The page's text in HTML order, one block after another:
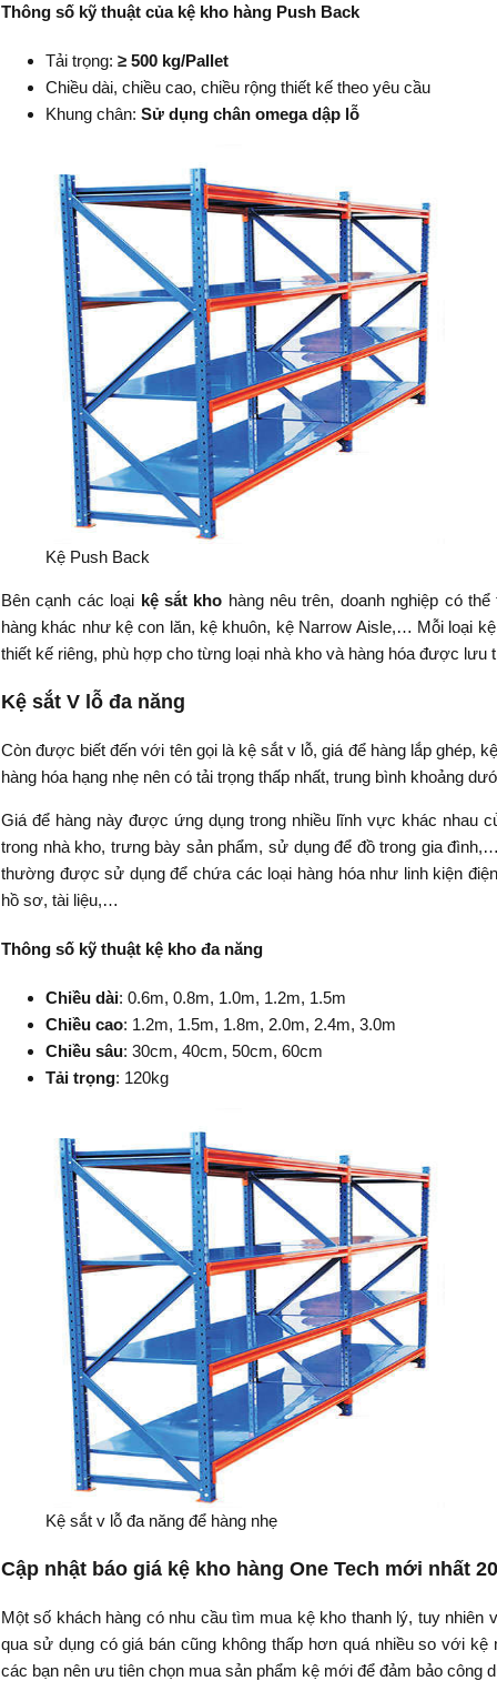
Thông số kỹ thuật của kệ kho hàng Push Back
Tải trọng: ≥ 500 kg/Pallet
Chiều dài, chiều cao, chiều rộng thiết kế theo yêu cầu
Khung chân: Sử dụng chân omega dập lỗ
Kệ Push Back
Bên cạnh các loại kệ sắt kho hàng nêu trên, doanh nghiệp có
hàng khác như kệ con lăn, kệ khuôn, kệ Narrow Aisle,… Mỗi loại
thiết kế riêng, phù hợp cho từng loại nhà kho và hàng hóa được lưu
Kệ sắt V lỗ đa năng
Còn được biết đến với tên gọi là kệ sắt v lỗ, giá để hàng lắp ghép,
hàng hóa hạng nhẹ nên có tải trọng thấp nhất, trung bình khoảng
Giá để hàng này được ứng dụng trong nhiều lĩnh vực khác nhau
trong nhà kho, trưng bày sản phẩm, sử dụng để đồ trong gia
thường được sử dụng để chứa các loại hàng hóa như linh kiện
hồ sơ, tài liệu,…
Thông số kỹ thuật kệ kho đa năng
Chiều dài: 0.6m, 0.8m, 1.0m, 1.2m, 1.5m
Chiều cao: 1.2m, 1.5m, 1.8m, 2.0m, 2.4m, 3.0m
Chiều sâu: 30cm, 40cm, 50cm, 60cm
Tải trọng: 120kg
Kệ sắt v lỗ đa năng để hàng nhẹ
Cập nhật báo giá kệ kho hàng One Tech mới nhất
Một số khách hàng có nhu cầu tìm mua kệ kho thanh lý, tuy nhiên
qua sử dụng có giá bán cũng không thấp hơn quá nhiều so với
các bạn nên ưu tiên chọn mua sản phẩm kệ mới để đảm bảo công